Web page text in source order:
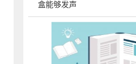
盒能够发声